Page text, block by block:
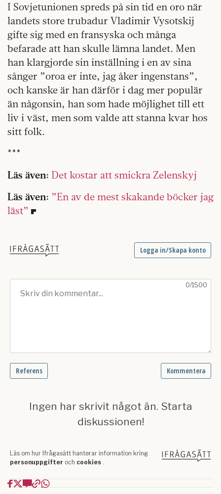
I Sovjetunionen spreds på sin tid en oro när
landets store trubadur Vladimir Vysotskij
gifte sig med en fransyska och många
befarade att han skulle lämna landet. Men
han klargjorde sin inställning i en av sina
sånger ”oroa er inte, jag åker ingenstans”,
och kanske är han därför i dag mer populär
än någonsin, han som hade möjlighet till ett
liv i väst, men som valde att stanna kvar hos
sitt folk.
***
Läs även: Det kostar att smickra Zelenskyj
Läs även: ”En av de mest skakande böcker jag
läst”